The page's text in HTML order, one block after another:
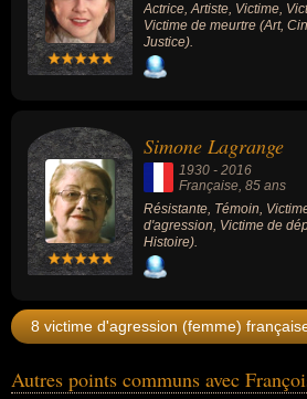
Actrice, Artiste, Victime,
Victime de meurtre (Art,
Justice).
Simone Lagrange
1930 - 2016
Française , 85 ans
Résistante, Témoin,
d'agression, Victime de
Histoire).
8 victime d'agression (femme)
Autres points communs avec